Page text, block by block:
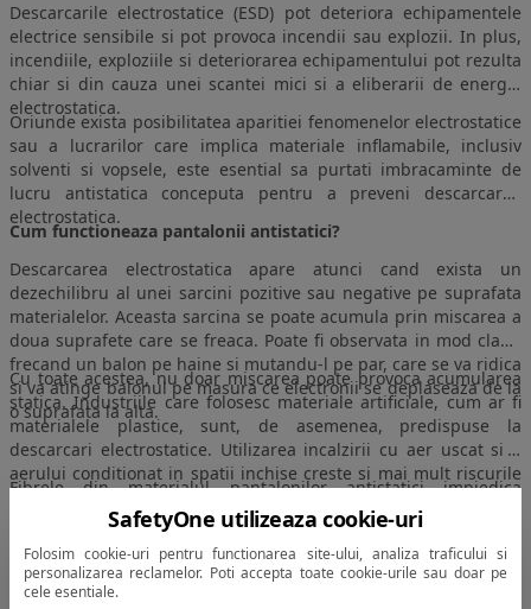
Descarcarile electrostatice (ESD) pot deteriora echipamentele
electrice sensibile si pot provoca incendii sau explozii. In plus,
incendiile, exploziile si deteriorarea echipamentului pot rezulta
chiar si din cauza unei scantei mici si a eliberarii de energie
electrostatica.
Oriunde exista posibilitatea aparitiei fenomenelor electrostatice
sau a lucrarilor care implica materiale inflamabile, inclusiv
solventi si vopsele, este esential sa purtati imbracaminte de
lucru antistatica conceputa pentru a preveni descarcarea
electrostatica.
Cum functioneaza pantalonii antistatici?
Descarcarea electrostatica apare atunci cand exista un
dezechilibru al unei sarcini pozitive sau negative pe suprafata
materialelor. Aceasta sarcina se poate acumula prin miscarea a
doua suprafete care se freaca. Poate fi observata in mod clasic
frecand un balon pe haine si mutandu-l pe par, care se va ridica
si va atinge balonul pe masura ce electronii se deplaseaza de la
o suprafata la alta.
Cu toate acestea, nu doar miscarea poate provoca acumularea
statica. Industriile care folosesc materiale artificiale, cum ar fi
materialele plastice, sunt, de asemenea, predispuse la
descarcari electrostatice. Utilizarea incalzirii cu aer uscat si a
aerului conditionat in spatii inchise creste si mai mult riscurile
propice pentru exacerbarea probabilitatii de degajare de
electricitate statica.
Fibrele din materialul pantalonilor antistatici impiedica
acumularea de incarcatura statica. Fibrele reusesc acest lucru
permitand sarcinii statice sa se disipeze prin imbracaminte si in
pamant sau aer.
Cine poate folosi Pantaloni Talie Protectie ESD/Antistatica?
SafetyOne utilizeaza cookie-uri
Folosim cookie-uri pentru functionarea site-ului, analiza traficului si
personalizarea reclamelor. Poti accepta toate cookie-urile sau doar pe
cele esentiale.